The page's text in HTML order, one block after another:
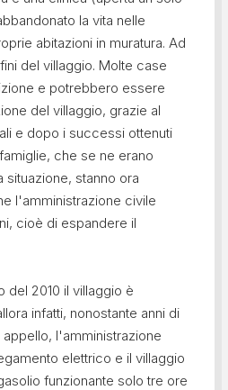
la vita nelle
abitazioni in muratura. Ad
del villaggio. Molte case
e potrebbero essere
del villaggio, grazie al
e dopo i successi ottenuti
che se ne erano
situazione, stanno ora
l'amministrazione civile
cioè di espandere il
del 2010 il villaggio è
infatti, nonostante anni di
l'amministrazione
elettrico e il villaggio
funzionante solo tre ore